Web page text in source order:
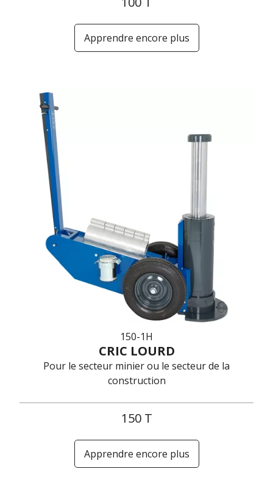
Apprendre encore plus
150-1H
CRIC LOURD
Pour le secteur minier ou le secteur de la
construction
150 T
Apprendre encore plus